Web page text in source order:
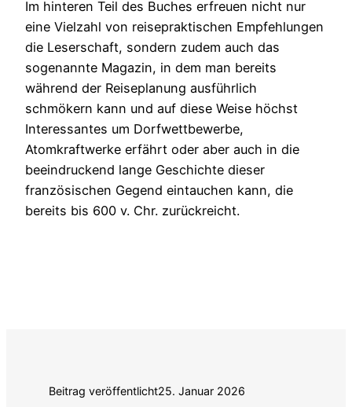
Im hinteren Teil des Buches erfreuen nicht nur
eine Vielzahl von reisepraktischen Empfehlungen
die Leserschaft, sondern zudem auch das
sogenannte Magazin, in dem man bereits
während der Reiseplanung ausführlich
schmökern kann und auf diese Weise höchst
Interessantes um Dorfwettbewerbe,
Atomkraftwerke erfährt oder aber auch in die
beeindruckend lange Geschichte dieser
französischen Gegend eintauchen kann, die
bereits bis 600 v. Chr. zurückreicht.
Beitrag veröffentlicht25. Januar 2026